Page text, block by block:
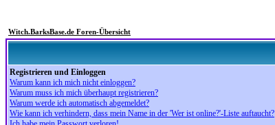
Witch.BarksBase.de Foren-Übersicht
Registrieren und Einloggen
Warum kann ich mich nicht einloggen?
Warum muss ich mich überhaupt registrieren?
Warum werde ich automatisch abgemeldet?
Wie kann ich verhindern, dass mein Name in der 'Wer ist online?'-Liste auftaucht?